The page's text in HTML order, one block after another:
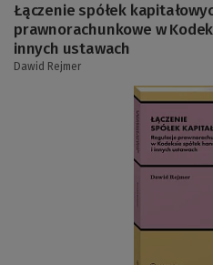
Łączenie spółek
prawnorachunkowe w
innych ustawach
Dawid Rejmer